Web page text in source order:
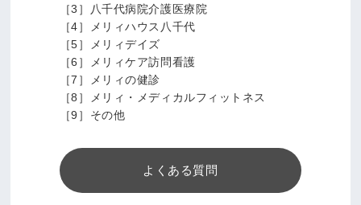
［3］八千代病院介護医療院
［4］メリィハウス八千代
［5］メリィデイズ
［6］メリィケア訪問看護
［7］メリィの健診
［8］メリィ・メディカルフィットネス
［9］その他
よくある質問